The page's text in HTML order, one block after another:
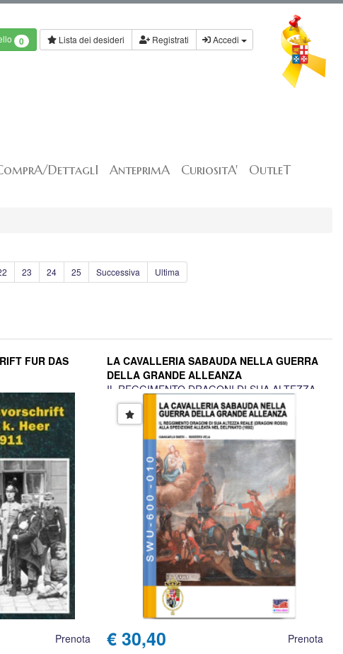
0 Lista dei desideri Registrati Accedi
DettaglI AnteprimA CuriositA' OutleT
23 24 25 Successiva Ultima
FUR DAS
Prenota
LA CAVALLERIA SABAUDA NELLA GUERRA
DELLA GRANDE ALLEANZA
IL REGGIMENTO DRAGONI DI SUA ALTEZZA
REALE ALLA SPEDIZIONE ALLEATA NEL
DELFINATO (1692)
Giancarlo Boeri, Roberto Vela
€ 30,40 Prenota